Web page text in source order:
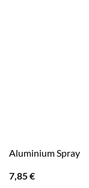
Aluminium Spray
7,85€